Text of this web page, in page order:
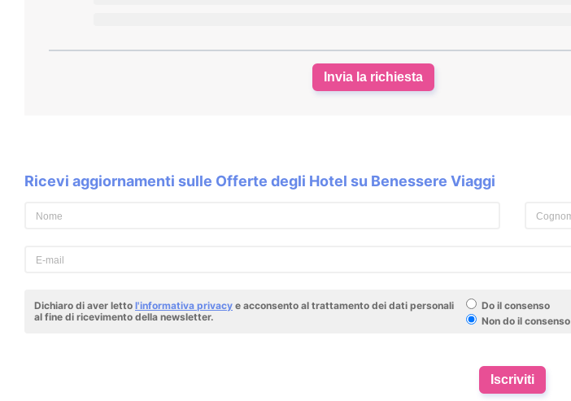
Invia la richiesta
Ricevi aggiornamenti sulle Offerte degli Hotel su Benessere Viaggi
Dichiaro di aver letto l'informativa privacy e acconsento al trattamento dei dati personali
al fine di ricevimento della newsletter.
Do il consenso
Non do il consenso
Iscriviti